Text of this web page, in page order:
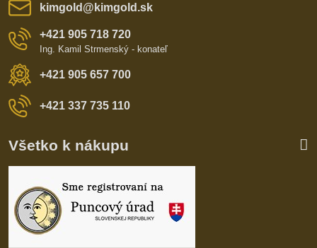
kimgold​@kimgold​.sk
+421 905 718 720
Ing. Kamil Strmenský - konateľ
+421 905 657 700
+421 337 735 110
Všetko k nákupu